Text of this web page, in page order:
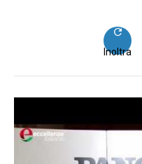
Inoltra